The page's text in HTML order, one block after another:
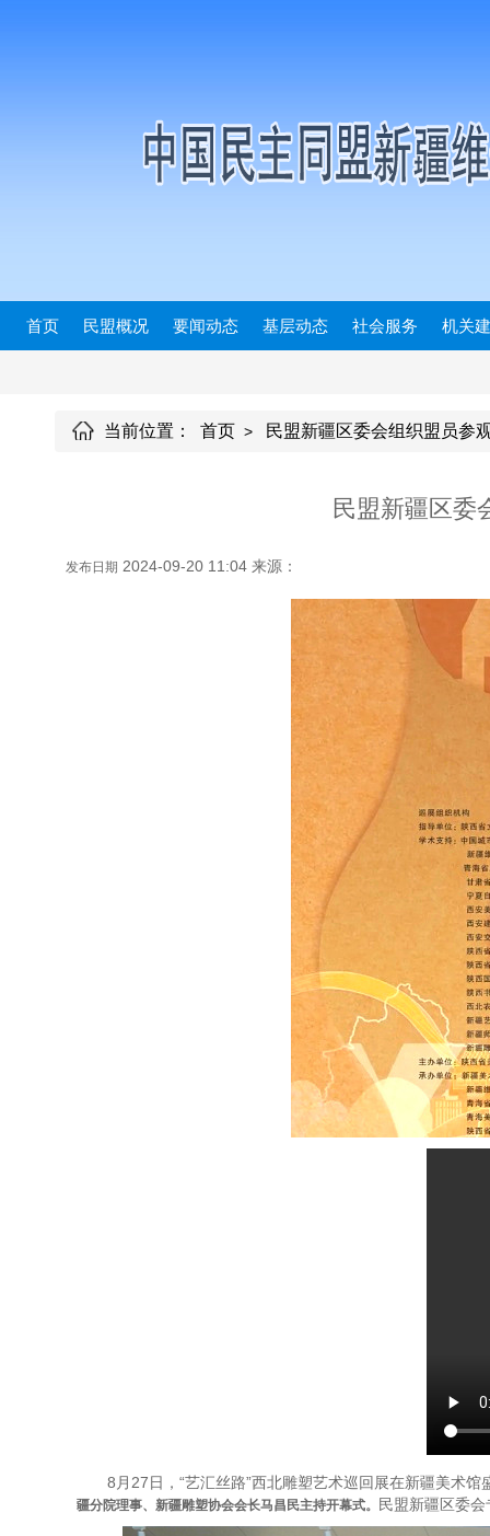
首页 民盟概况 要闻动态 基层动态 社会服务 机关
当前位置： 首页 > 民盟新疆区委会组织盟员参
民盟新疆区委
发布日期 2024-09-20 11:04 来源：
8月27日，“艺汇丝路”西北雕塑艺术巡回展在新疆美术馆
疆分院理事、新疆雕塑协会会长马昌民主持开幕式。 民盟新疆区委